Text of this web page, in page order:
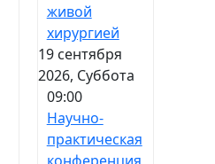
живой
хирургией
19 сентября
2026, Суббота
09:00
Научно-
практическая